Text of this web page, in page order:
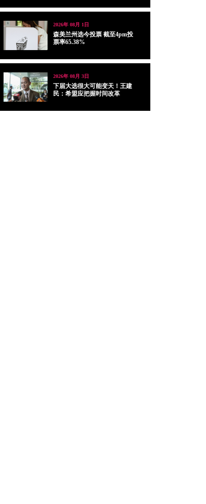
2026年 08月 1日
森美兰州选今投票 截至4pm投
票率65.38%
2026年 08月 3日
下届大选很大可能变天！王建
民：希盟应把握时间改革